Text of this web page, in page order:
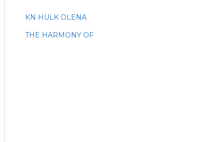
KN HULK OLENA
THE HARMONY OF